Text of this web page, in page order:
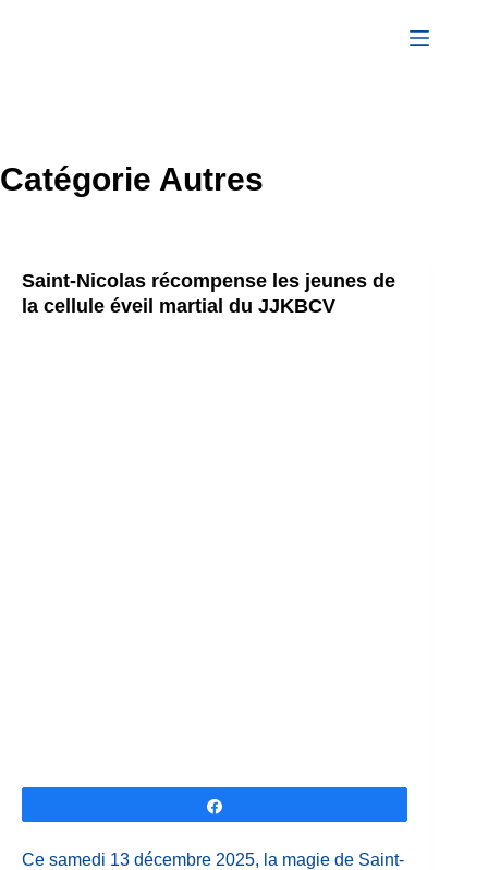
Catégorie Autres
Saint-Nicolas récompense les jeunes de
la cellule éveil martial du JJKBCV
Ce samedi 13 décembre 2025, la magie de Saint-